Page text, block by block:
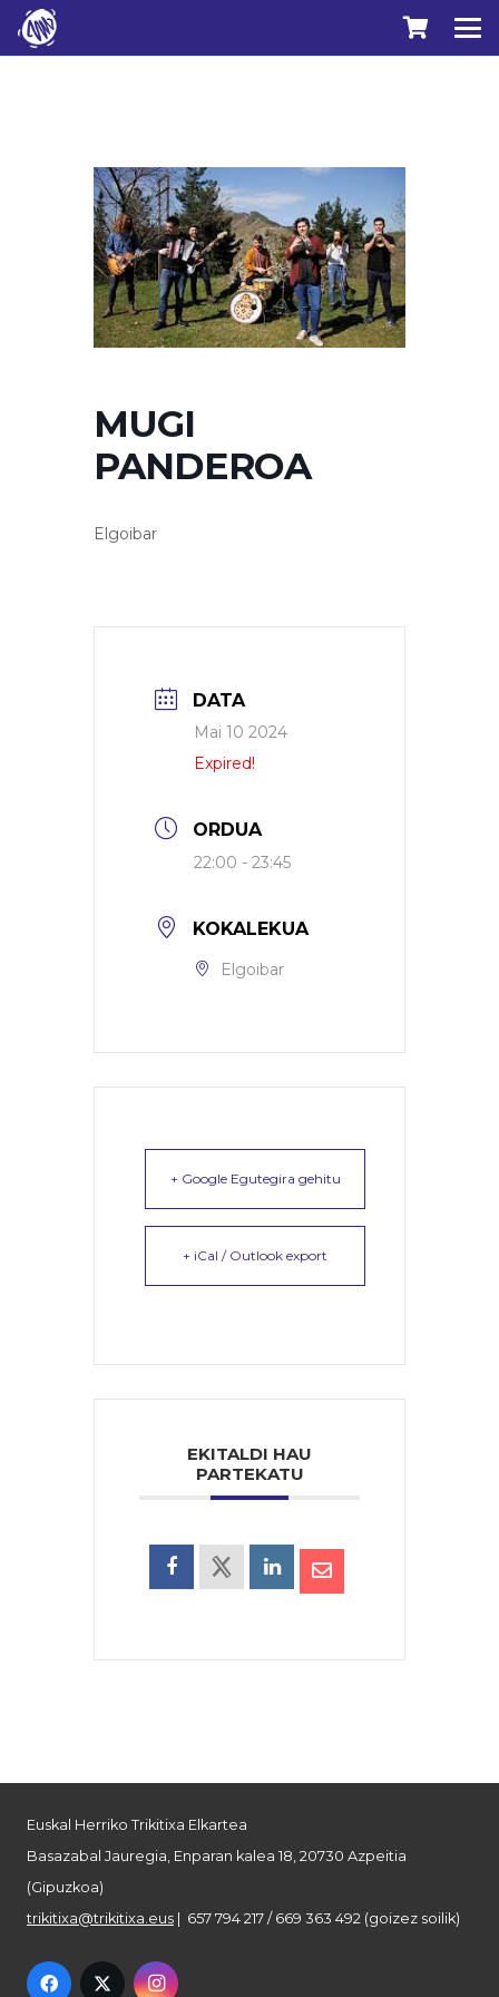
MUGI
PANDEROA
Elgoibar
DATA
Mai 10 2024
Expired!
ORDUA
22:00 - 23:45
KOKALEKUA
Elgoibar
+ Google Egutegira gehitu
+ iCal / Outlook export
EKITALDI HAU
PARTEKATU
Euskal Herriko Trikitixa Elkartea
Basazabal Jauregia, Enparan kalea 18, 20730 Azpeitia
(Gipuzkoa)
trikitixa@trikitixa.eus | 657 794 217 / 669 363 492 (goizez soilik)